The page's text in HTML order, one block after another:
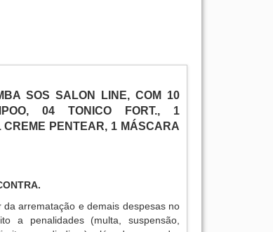
SOS SALON LINE, COM 10
04 TONICO FORT., 1
CREME PENTEAR, 1 MÁSCARA
arrematação e demais despesas no
a penalidades (multa, suspensão,